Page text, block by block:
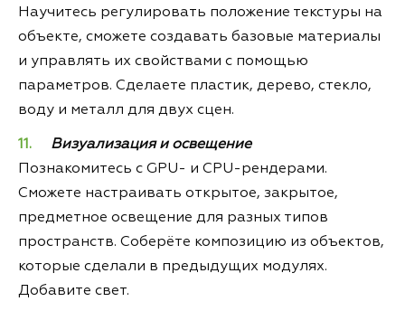
Научитесь регулировать положение текстуры на
объекте, сможете создавать базовые материалы
и управлять их свойствами с помощью
параметров. Сделаете пластик, дерево, стекло,
воду и металл для двух сцен.
Визуализация и освещение
Познакомитесь с GPU- и CPU-рендерами.
Сможете настраивать открытое, закрытое,
предметное освещение для разных типов
пространств. Соберёте композицию из объектов,
которые сделали в предыдущих модулях.
Добавите свет.